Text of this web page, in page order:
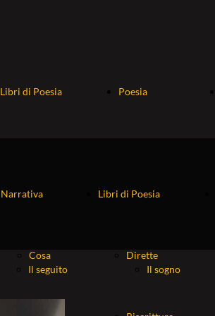
Libri di Poesia
Il seguito
Poesia
Il sogno
Narrativa
Cosa
Libri di Poesia
Dirette